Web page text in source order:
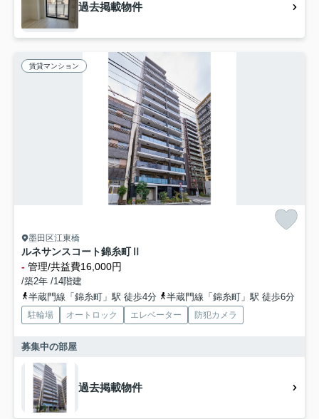
過去掲載物件
賃貸マンション
墨田区江東橋
ルネサンスコート錦糸町Ⅱ
- 管理/共益費16,000円
/築2年 /14階建
半蔵門線「錦糸町」駅 徒歩4分
半蔵門線「錦糸町」駅 徒歩6分
駐輪場 オートロック エレベーター 防犯カメラ
募集中の部屋
過去掲載物件